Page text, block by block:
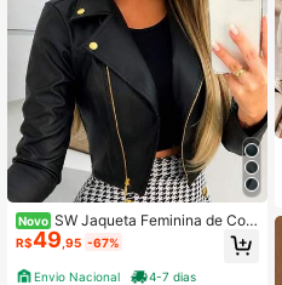
Novo SW Jaqueta Feminina de Cour
ino motoqueira casual inverno 2026
R$49 ,95 -67%
Envio Nacional 4-7 dias